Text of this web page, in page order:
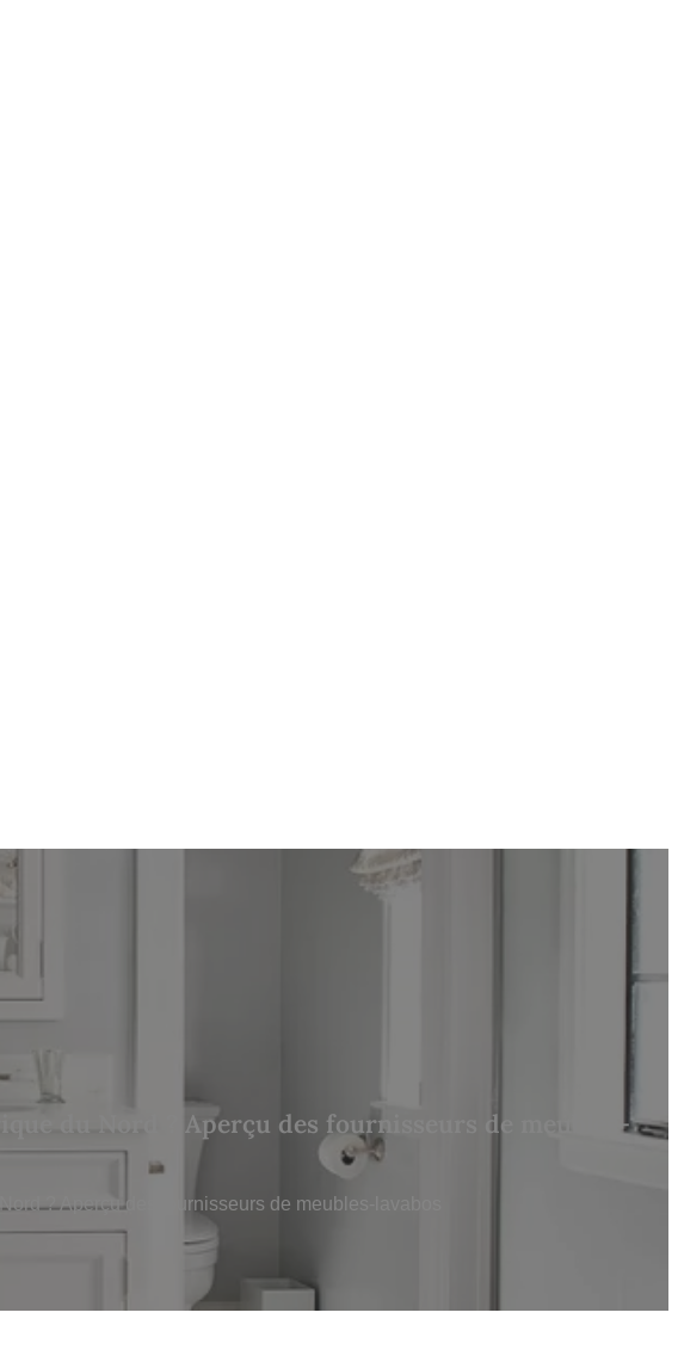
du Nord ? Aperçu des fournisseurs de meubles-
? Aperçu des fournisseurs de meubles-lavabos